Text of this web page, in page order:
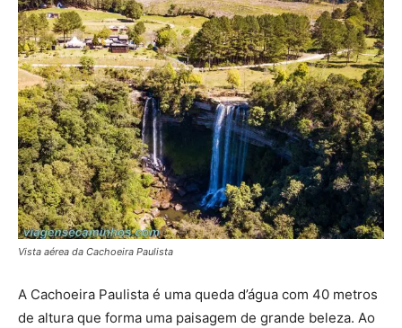
Vista aérea da Cachoeira Paulista
A Cachoeira Paulista é uma queda d’água com 40 metros
de altura que forma uma paisagem de grande beleza. Ao